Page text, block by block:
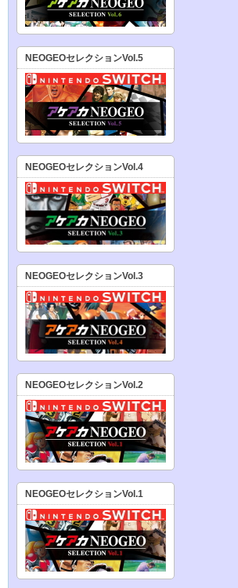
NEOGEOセレクションVol.5
NEOGEOセレクションVol.4
NEOGEOセレクションVol.3
NEOGEOセレクションVol.2
NEOGEOセレクションVol.1